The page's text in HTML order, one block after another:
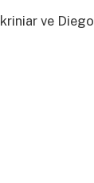
ve Diego